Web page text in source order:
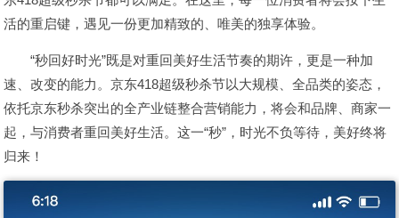
活的重启键，遇见一份更加精致的、唯美的独享体验。
“秒回好时光”既是对重回美好生活节奏的期许，更是一种加
速、改变的能力。京东418超级秒杀节以大规模、全品类的姿态，
依托京东秒杀突出的全产业链整合营销能力，将会和品牌、商家一
起，与消费者重回美好生活。这一“秒”，时光不负等待，美好终将
归来！